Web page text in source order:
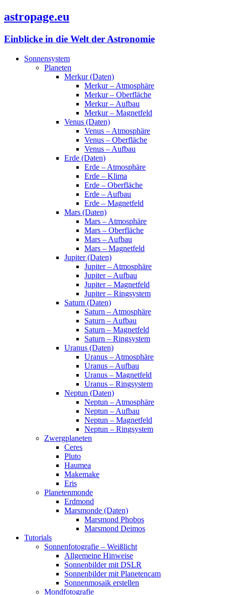
astropage.eu
Einblicke in die Welt der Astronomie
Sonnensystem
Planeten
Merkur (Daten)
Merkur – Atmosphäre
Merkur – Oberfläche
Merkur – Aufbau
Merkur – Magnetfeld
Venus (Daten)
Venus – Atmosphäre
Venus – Oberfläche
Venus – Aufbau
Erde (Daten)
Erde – Atmosphäre
Erde – Klima
Erde – Oberfläche
Erde – Aufbau
Erde – Magnetfeld
Mars (Daten)
Mars – Atmosphäre
Mars – Oberfläche
Mars – Aufbau
Mars – Magnetfeld
Jupiter (Daten)
Jupiter – Atmosphäre
Jupiter – Aufbau
Jupiter – Magnetfeld
Jupiter – Ringsystem
Saturn (Daten)
Saturn – Atmosphäre
Saturn – Aufbau
Saturn – Magnetfeld
Saturn – Ringsystem
Uranus (Daten)
Uranus – Atmosphäre
Uranus – Aufbau
Uranus – Magnetfeld
Uranus – Ringsystem
Neptun (Daten)
Neptun – Atmosphäre
Neptun – Aufbau
Neptun – Magnetfeld
Neptun – Ringsystem
Zwergplaneten
Ceres
Pluto
Haumea
Makemake
Eris
Planetenmonde
Erdmond
Marsmonde (Daten)
Marsmond Phobos
Marsmond Deimos
Tutorials
Sonnenfotografie – Weißlicht
Allgemeine Hinweise
Sonnenbilder mit DSLR
Sonnenbilder mit Planetencam
Sonnenmosaik erstellen
Mondfotografie